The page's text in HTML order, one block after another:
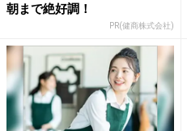
朝まで絶好調！
PR(健商株式会社)